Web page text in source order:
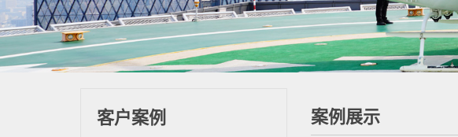
案例展示
客户案例